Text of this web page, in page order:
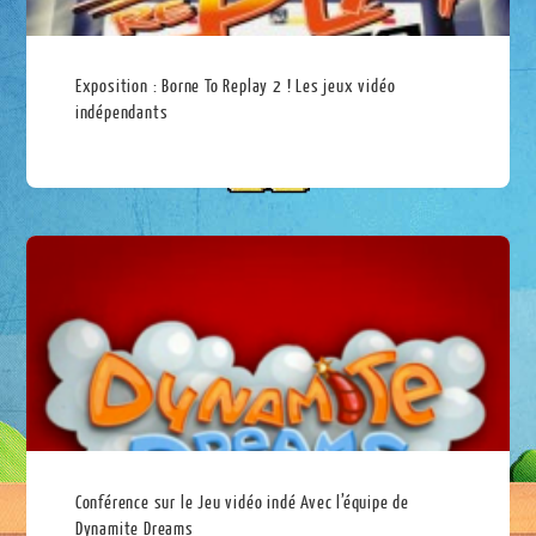
Exposition : Borne To Replay 2 ! Les jeux vidéo
indépendants
Conférence sur le Jeu vidéo indé Avec l’équipe de
Dynamite Dreams